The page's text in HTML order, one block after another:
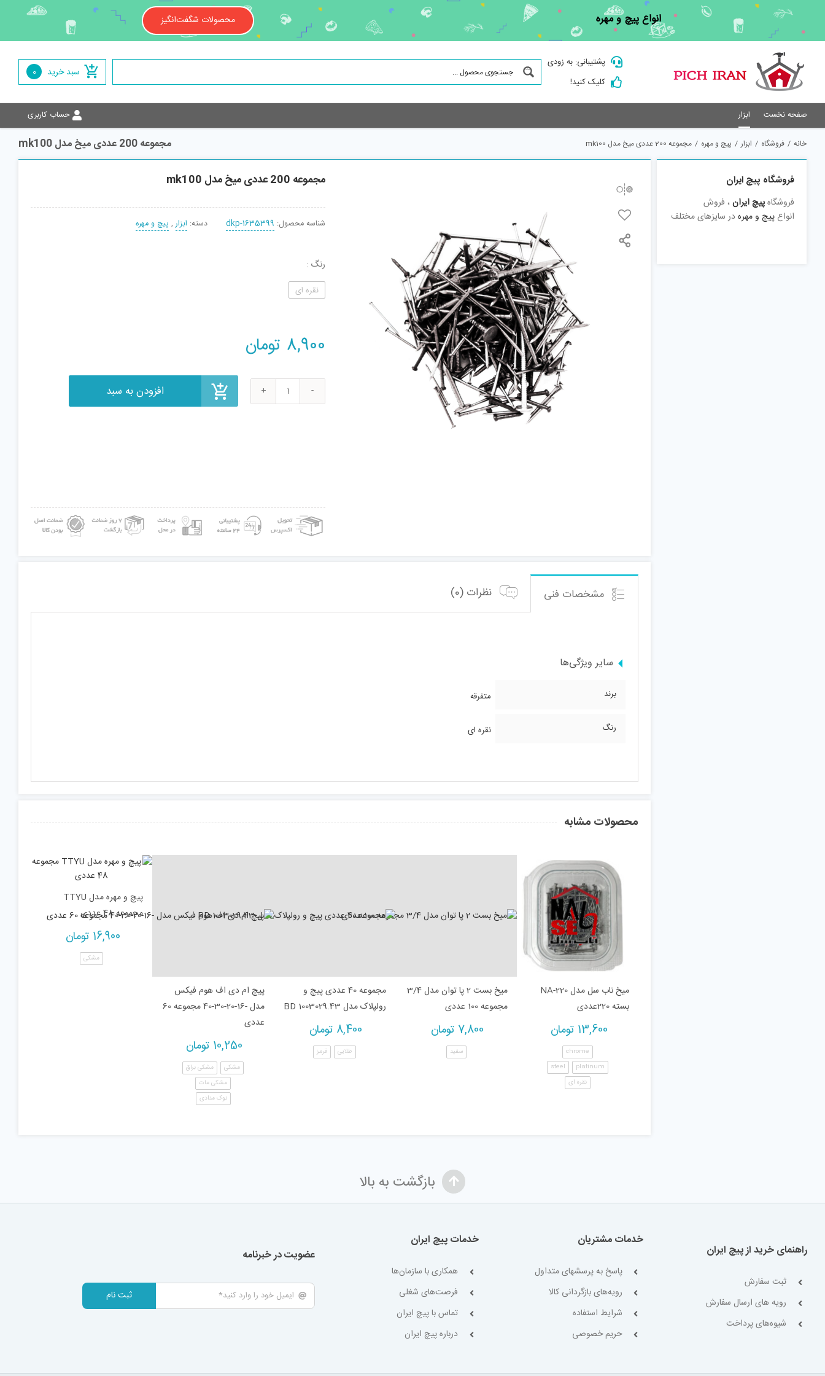
content
انواع پیچ و مهره محصولات شگفت‌انگیز
پشتیبانی: به زودی
کلیک کنید!
سبد خرید 0
صفحه نخست ابزار حساب کاربری
مجموعه 200 عددی میخ مدل mk100 خانه / فروشگاه / ابزار / پیچ و مهره / مجموعه 200 عددی میخ مدل mk100
مجموعه 200 عددی میخ مدل mk100
شناسه محصول: dkp-1635399 دسته: ابزار , پیچ و مهره
رنگ
نقره ای
8,900 تومان
مجموعه
مشخصات فنی نظرات (0)
سایر ویژگی‌ها
برند متفرقه
رنگ نقره ای
محصولات مشابه
میخ ناب سل مدل NA-220
بسته 220عددی
13,600 تومان
chrome
platinum
steel
نقره ای
میخ بست 2 پا توان مدل 3/4
مجموعه 100 عددی
7,800 تومان
سفید
مجموعه 40 عددی پیچ و
رولپلاک مدل BD 1003029.43
8,400 تومان
طلایی قرمز
پیچ ام دی اف هوم فیکس
مدل -16-20-30-40 مجموعه 60
عددی
10,250 تومان
مشکی
مشکی براق
مشکی مات
نوک مدادی
پیچ و مهره مدل TTYU
مجموعه 48 عددی
16,900 تومان
مشکی
فروشگاه پیچ ایران
فروشگاهپیچ ایران، فروش
انواع پیچ و مهرهدر سایزهای مختلف
بازگشت به بالا
راهنمای خرید از پیچ ایران
ثبت سفارش
رویه های ارسال سفارش
شیوه‌های پرداخت
خدمات مشتریان
پاسخ به پرسشهای متداول
رویه‌های بازگردانی کالا
شرایط استفاده
حریم خصوصی
خدمات پیچ ایران
همکاری با سازمان‌ها
فرصت‌های شغلی
تماس با پیچ ایران
درباره پیچ ایران
عضویت در خبرنامه
ثبت نام